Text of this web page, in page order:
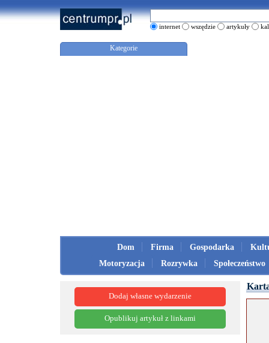
internet wszędzie artykuły
Kategorie
Dom Firma Gospodarka
Motoryzacja
Rozrywka Społeczeństwo
Dodaj własne wydarzenie
Opublikuj artykuł z linkami